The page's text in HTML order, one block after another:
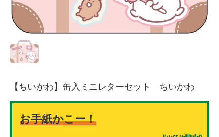
【ちいかわ】缶入ミニレターセット ちいかわ
お手紙かこー！